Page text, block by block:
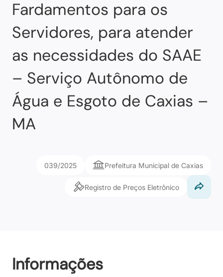
Fardamentos para os
Servidores, para atender
as necessidades do SAAE
– Serviço Autônomo de
Água e Esgoto de Caxias –
MA
039/2025 Prefeitura Municipal de Caxias
Registro de Preços Eletrônico
Informações